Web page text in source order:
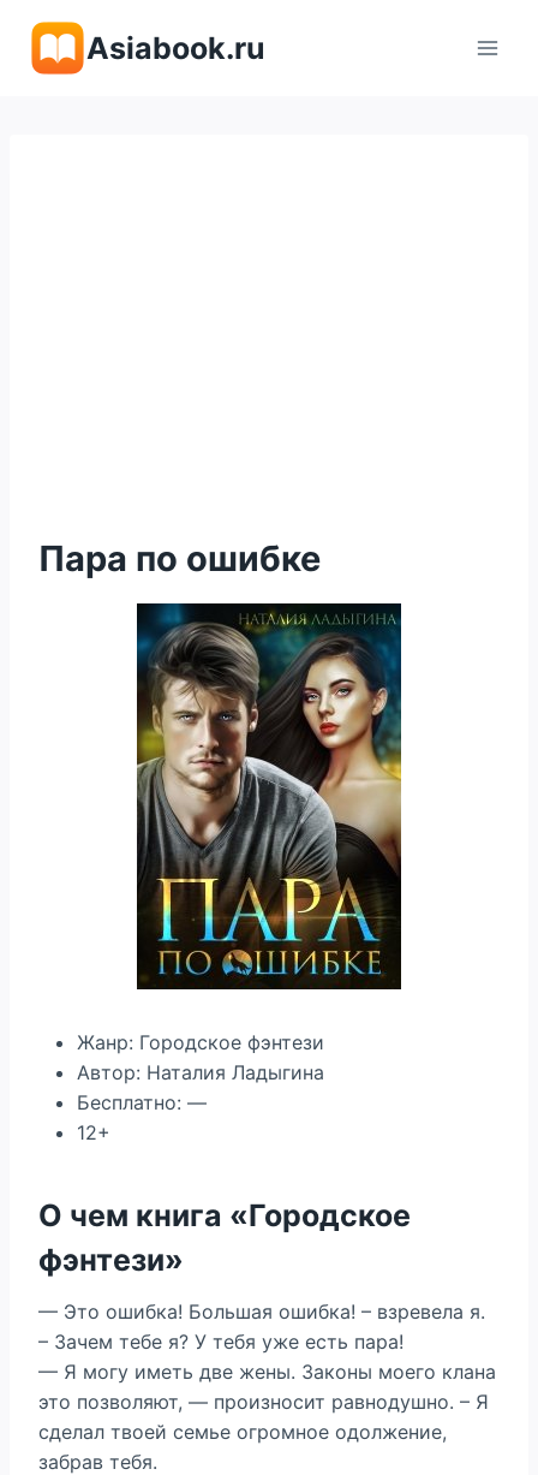
содержимому
Asiabook.ru
Пара по ошибке
Жанр: Городское фэнтези
Автор: Наталия Ладыгина
Бесплатно: —
12+
О чем книга «Городское
фэнтези»
— Это ошибка! Большая ошибка! – взревела я.
– Зачем тебе я? У тебя уже есть пара!
— Я могу иметь две жены. Законы моего клана
это позволяют, — произносит равнодушно. – Я
сделал твоей семье огромное одолжение,
забрав тебя.